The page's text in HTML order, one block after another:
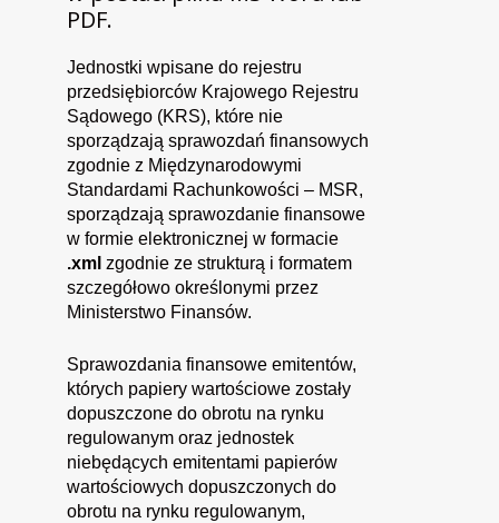
PDF.
Jednostki wpisane do rejestru
przedsiębiorców Krajowego Rejestru
Sądowego (KRS), które nie
sporządzają sprawozdań finansowych
zgodnie z Międzynarodowymi
Standardami Rachunkowości – MSR,
sporządzają sprawozdanie finansowe
w formie elektronicznej w formacie
.xml zgodnie ze strukturą i formatem
szczegółowo określonymi przez
Ministerstwo Finansów.
Sprawozdania finansowe emitentów,
których papiery wartościowe zostały
dopuszczone do obrotu na rynku
regulowanym oraz jednostek
niebędących emitentami papierów
wartościowych dopuszczonych do
obrotu na rynku regulowanym,